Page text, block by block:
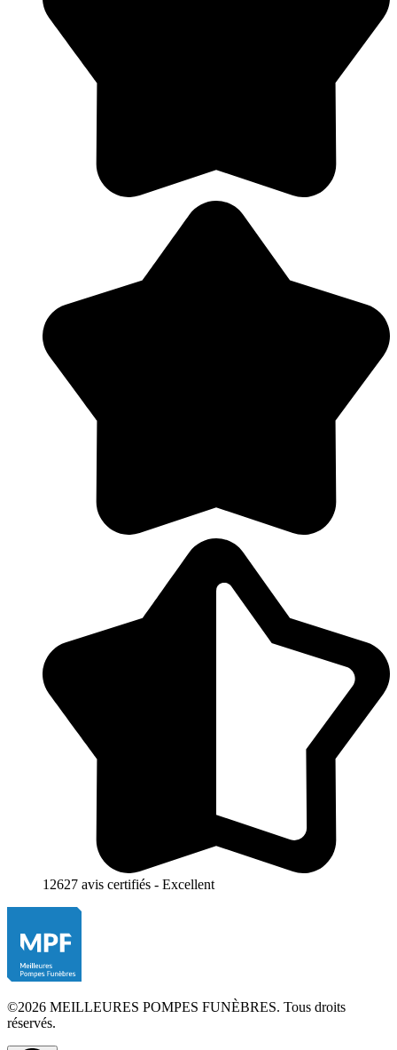
12627 avis certifiés - Excellent
©2026 MEILLEURES POMPES FUNÈBRES. Tous droits
réservés.